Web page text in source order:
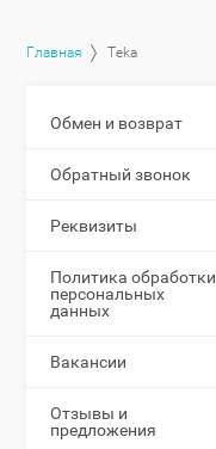
Главная Teka
Обмен и возврат
Обратный звонок
Реквизиты
Политика обработки
персональных
данных
Вакансии
Отзывы и
предложения